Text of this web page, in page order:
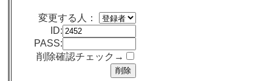
変更する人：
ID:
PASS:
削除確認チェック→